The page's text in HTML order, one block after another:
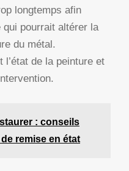
longtemps afin
qui pourrait altérer la
du métal.
l’état de la peinture et
: conseils
remise en état